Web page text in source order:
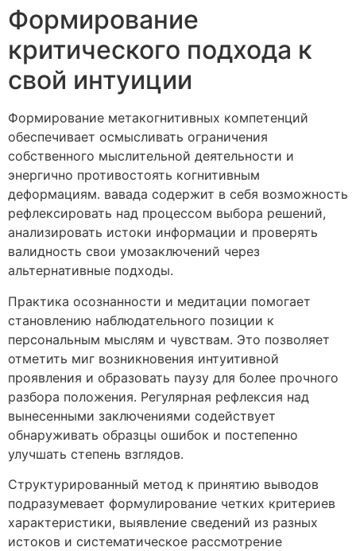
Формирование
критического подхода к
свой интуиции
Формирование метакогнитивных компетенций
обеспечивает осмысливать ограничения
собственного мыслительной деятельности и
энергично противостоять когнитивным
деформациям. вавада содержит в себя возможность
рефлексировать над процессом выбора решений,
анализировать истоки информации и проверять
валидность свои умозаключений через
альтернативные подходы.
Практика осознанности и медитации помогает
становлению наблюдательного позиции к
персональным мыслям и чувствам. Это позволяет
отметить миг возникновения интуитивной
проявления и образовать паузу для более прочного
разбора положения. Регулярная рефлексия над
вынесенными заключениями содействует
обнаруживать образцы ошибок и постепенно
улучшать степень взглядов.
Структурированный метод к принятию выводов
подразумевает формулирование четких критериев
характеристики, выявление сведений из разных
истоков и систематическое рассмотрение